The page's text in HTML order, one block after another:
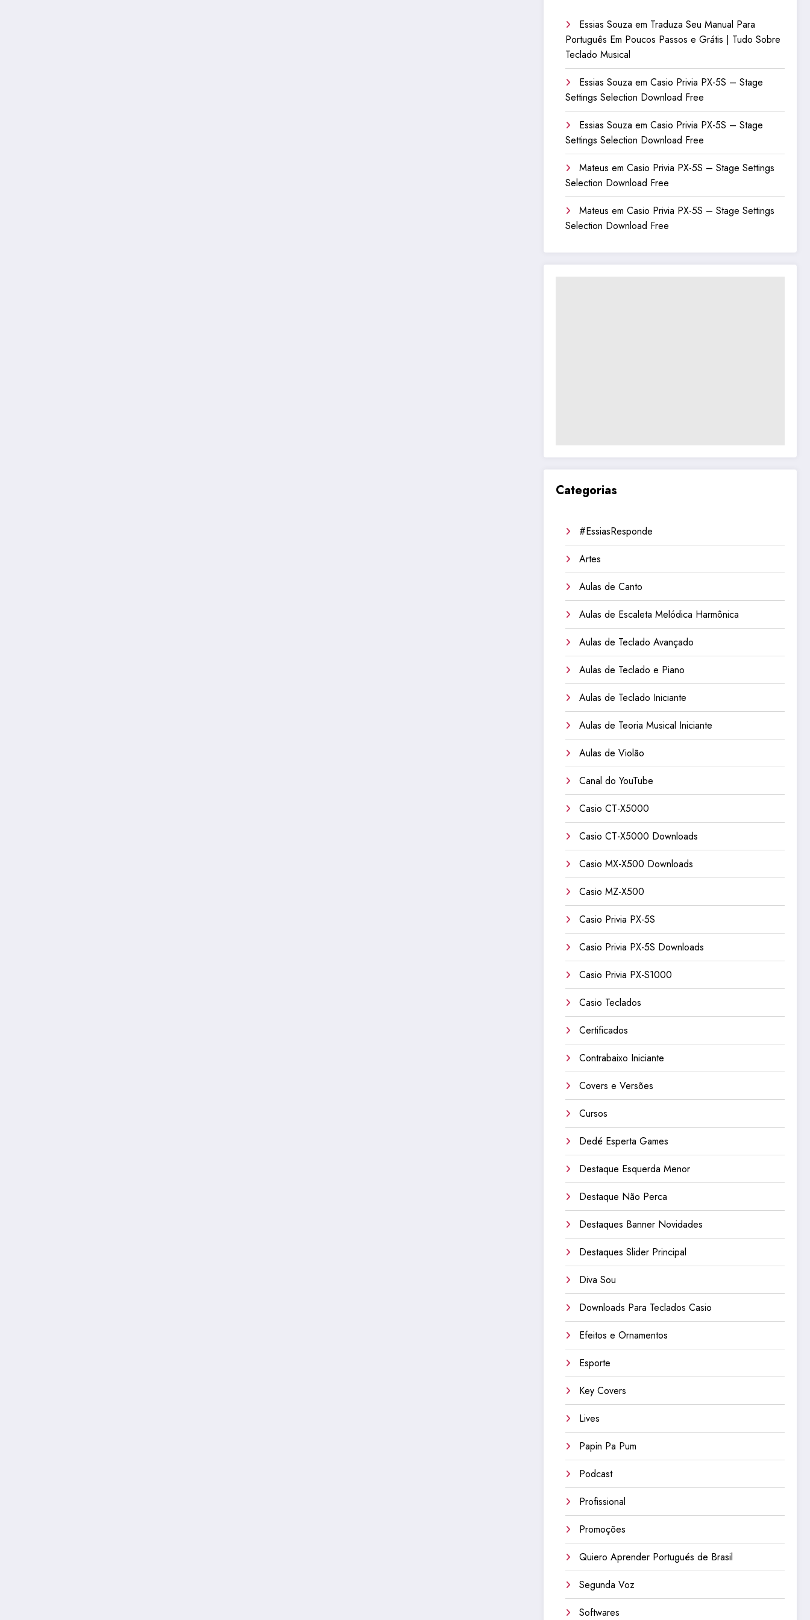
Essias Souza em Traduza Seu Manual Para
Português Em Poucos Passos e Grátis | Tudo Sobre
Teclado Musical
Essias Souza emCasio Privia PX-5S – Stage
Settings Selection Download Free
Essias Souza emCasio Privia PX-5S – Stage
Settings Selection Download Free
Mateus emCasio Privia PX-5S – Stage Settings
Selection Download Free
Mateus emCasio Privia PX-5S – Stage Settings
Selection Download Free
Categorias
#EssiasResponde
Artes
Aulas de Canto
Aulas de Escaleta Melódica Harmônica
Aulas de Teclado Avançado
Aulas de Teclado e Piano
Aulas de Teclado Iniciante
Aulas de Teoria Musical Iniciante
Aulas de Violão
Canal do YouTube
Casio CT-X5000
Casio CT-X5000 Downloads
Casio MX-X500 Downloads
Casio MZ-X500
Casio Privia PX-5S
Casio Privia PX-5S Downloads
Casio Privia PX-S1000
Casio Teclados
Certificados
Contrabaixo Iniciante
Covers e Versões
Cursos
Dedé Esperta Games
Destaque Esquerda Menor
Destaque Não Perca
Destaques Banner Novidades
Destaques Slider Principal
Diva Sou
Downloads Para Teclados Casio
Efeitos e Ornamentos
Esporte
Key Covers
Lives
Papin Pa Pum
Podcast
Profissional
Promoções
Quiero Aprender Portugués de Brasil
Segunda Voz
Softwares